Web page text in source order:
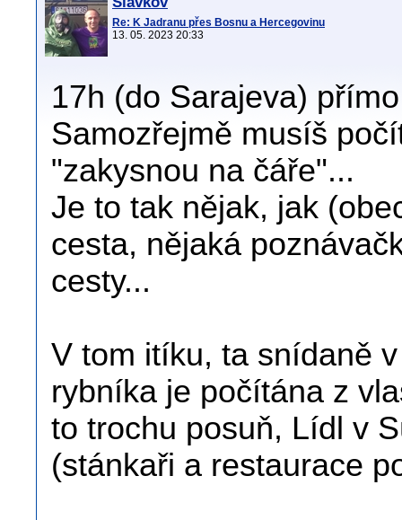
Re: K Jadranu přes Bosnu a Hercegovinu
13. 05. 2023 20:33
17h (do Sarajeva)
Samozřejmě musíš
"zakysnou na čáře"...
Je to tak nějak, jak
cesta, nějaká
cesty...
V tom itíku, ta snídaně
rybníka je počítána z
to trochu posuň, Lídl v
(stánkaři a restaurace